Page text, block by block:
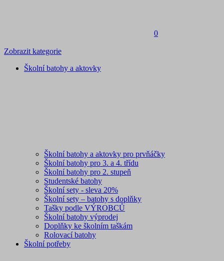
0
Zobrazit kategorie
Školní batohy a aktovky
Školní batohy a aktovky pro prvňáčky
Školní batohy pro 3. a 4. třídu
Školní batohy pro 2. stupeň
Studentské batohy
Školní sety - sleva 20%
Školní sety – batohy s doplňky
Tašky podle VÝROBCŮ
Školní batohy výprodej
Doplňky ke školním taškám
Rolovací batohy
Školní potřeby